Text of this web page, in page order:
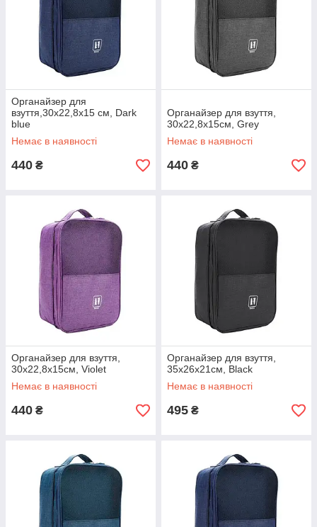
Органайзер для
взуття,30х22,8х15 см, Dark
blue
Немає в наявності
440 ₴
Органайзер для взуття,
30х22,8х15см, Grey
Немає в наявності
440 ₴
Органайзер для взуття,
30х22,8х15см, Violet
Немає в наявності
440 ₴
Органайзер для взуття,
35х26х21см, Black
Немає в наявності
495 ₴